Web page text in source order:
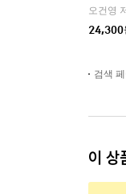
오건영 저
24,300
검색
이 상